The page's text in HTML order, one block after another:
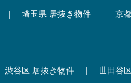
埼玉県 居抜き物件 京
渋谷区 居抜き物件 世田谷